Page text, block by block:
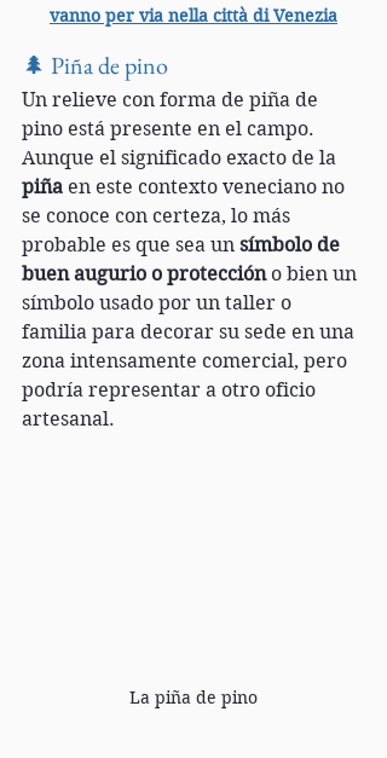
vanno per via nella città di Venezia
🌲 Piña de pino
Un relieve con forma de piña de
pino está presente en el campo.
Aunque el significado exacto de la
piña en este contexto veneciano no
se conoce con certeza, lo más
probable es que sea un símbolo de
buen augurio o protección o bien un
símbolo usado por un taller o
familia para decorar su sede en una
zona intensamente comercial, pero
podría representar a otro oficio
artesanal.
La piña de pino